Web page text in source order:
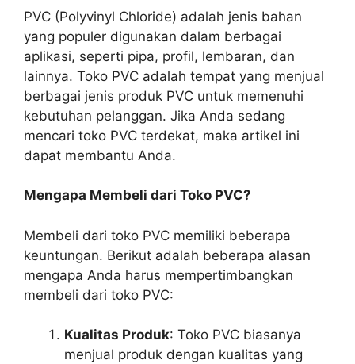
PVC (Polyvinyl Chloride) adalah jenis bahan
yang populer digunakan dalam berbagai
aplikasi, seperti pipa, profil, lembaran, dan
lainnya. Toko PVC adalah tempat yang menjual
berbagai jenis produk PVC untuk memenuhi
kebutuhan pelanggan. Jika Anda sedang
mencari toko PVC terdekat, maka artikel ini
dapat membantu Anda.
Mengapa Membeli dari Toko PVC?
Membeli dari toko PVC memiliki beberapa
keuntungan. Berikut adalah beberapa alasan
mengapa Anda harus mempertimbangkan
membeli dari toko PVC:
Kualitas Produk: Toko PVC biasanya
menjual produk dengan kualitas yang